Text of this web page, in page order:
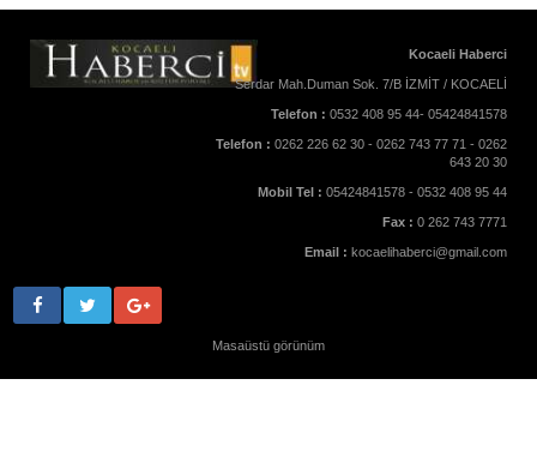
Kocaeli Haberci
Serdar Mah.Duman Sok. 7/B İZMİT / KOCAELİ
Telefon : 0532 408 95 44- 05424841578
Telefon : 0262 226 62 30 - 0262 743 77 71 - 0262
643 20 30
Mobil Tel : 05424841578 - 0532 408 95 44
Fax : 0 262 743 7771
Email : kocaelihaberci@gmail.com
Masaüstü görünüm